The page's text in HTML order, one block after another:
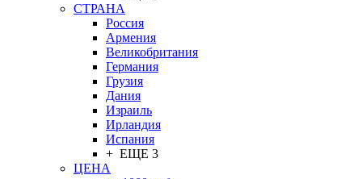
СТРАНА
Россия
Армения
Великобритания
Германия
Грузия
Дания
Израиль
Ирландия
Испания
+ ЕЩЕ 3
ЦЕНА